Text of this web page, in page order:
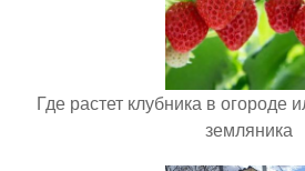
Где растет клубника в огороде
земляника